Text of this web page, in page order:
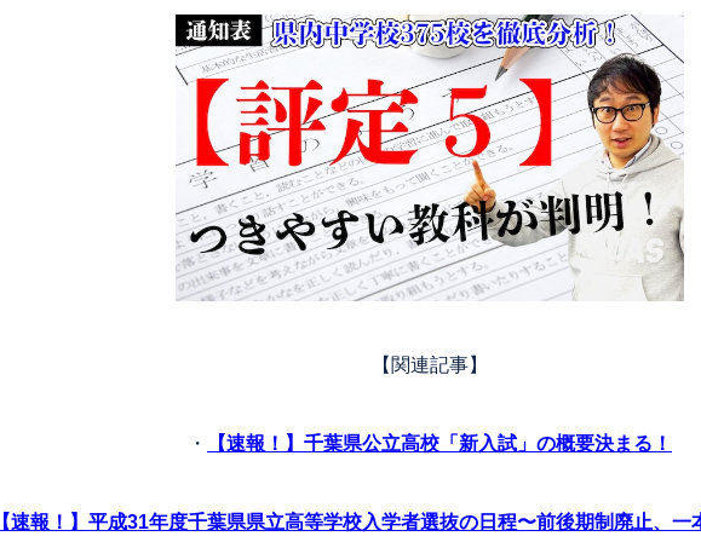
【関連記事】
・ 【速報！】千葉県公立高校「新入試」の概要決まる！
【速報！】平成31年度千葉県県立高等学校入学者選抜の日程〜前後期制廃止、